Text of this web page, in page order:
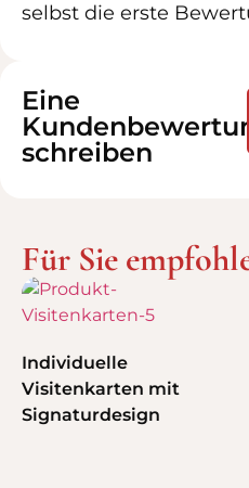
selbst die erste
Eine
schreiben
Für Sie
Individuelle
Visitenkarten mit
Signaturdesign